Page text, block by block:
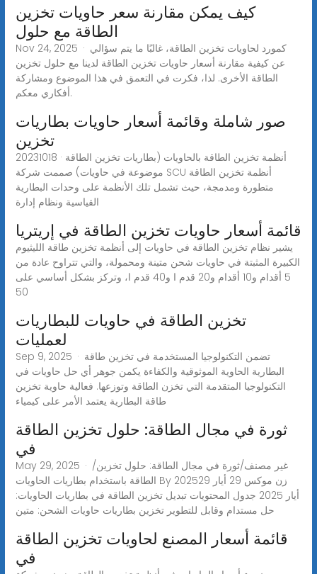
كيف يمكن مقارنة سعر حاويات تخزين
الطاقة مع حلول
Nov 24, 2025 · كمورد لحاويات تخزين الطاقة، غالبًا ما يتم سؤالي
عن كيفية مقارنة أسعار حاويات تخزين الطاقة لدينا مع حلول تخزين
الطاقة الأخرى. لذا، فكرت في التعمق في هذا الموضوع ومشاركة
أفكاري معكم.
صور شاملة وقائمة أسعار حاويات بطاريات
تخزين
20231018 · أنظمة تخزين الطاقة بالحاويات (بطاريات تخزين الطاقة
موضوعة في حاويات) صممت شركة SCU أنظمة تخزين الطاقة
متطورة ومدمجة، حيث تشمل تلك الأنظمة على وحدات البطارية
القياسية ونظام إدارة
قائمة أسعار حاويات تخزين الطاقة في إريتريا
يشير نظام تخزين الطاقة في حاويات إلى أنظمة تخزين طاقة الليثيوم
الكبيرة المثبتة في حاويات شحن متينة ومحمولة، والتي تتراوح عادة من
5 أقدام و10 أقدام و20 قدم ا و40 قدم ا، وتركز بشكل أساسي على
50
تخزين الطاقة في حاويات للبطاريات
لعمليات
Sep 9, 2025 · تضمن التكنولوجيا المستخدمة في تخزين طاقة
البطارية الحاوية الموثوقية والكفاءة يكمن جوهر أي حل حاويات في
التكنولوجيا المتقدمة التي تخزن الطاقة وتوزعها. فعالية حاوية تخزين
طاقة البطارية يعتمد الأمر على كيمياء
ثورة في مجال الطاقة: حلول تخزين الطاقة
في
May 29, 2025 · /غير مصنف/ثورة في مجال الطاقة: حلول تخزين
الطاقة باستخدام بطاريات الحاويات By زن موكس 29 أيار 202529
أيار 2025 جدول المحتويات تبديل تخزين الطاقة في بطاريات الحاويات:
حل مستدام وقابل للتطوير تخزين بطاريات حاويات الشحن: متين
قائمة أسعار المصنع لحاويات تخزين الطاقة
في